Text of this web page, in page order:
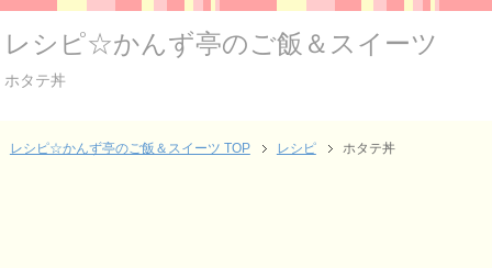
レシピ☆かんず亭のご飯＆スイーツ
ホタテ丼
レシピ☆かんず亭のご飯＆スイーツ TOP レシピ ホタテ丼